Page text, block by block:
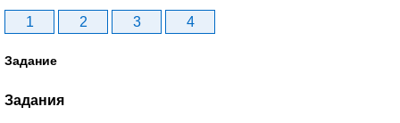
1 2 3 4
Задание
Задания